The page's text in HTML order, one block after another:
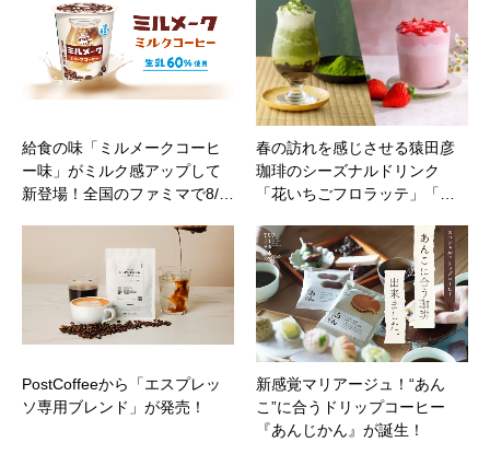
給食の味「ミルメークコーヒ
ー味」がミルク感アップして
新登場！全国のファミマで8/…
春の訪れを感じさせる猿田彦
珈琲のシーズナルドリンク
「花いちごフロラッテ」「…
PostCoffeeから「エスプレッ
ソ専用ブレンド」が発売！
新感覚マリアージュ！“あん
こ”に合うドリップコーヒー
『あんじかん』が誕生！